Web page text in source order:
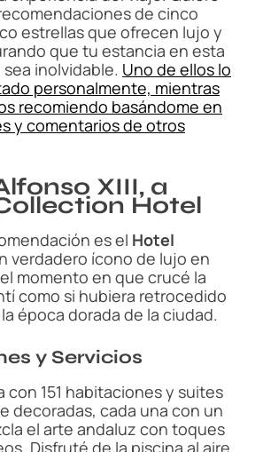
de cinco
estrellas que ofrecen lujo y
que tu estancia en esta
inolvidable. Uno de ellos lo
personalmente, mientras
recomiendo basándome en
y comentarios de otros
XIII, a
Hotel
es el Hotel
verdadero ícono de lujo en
momento en que crucé la
como si hubiera retrocedido
época dorada de la ciudad.
y Servicios
con 151 habitaciones y suites
decoradas, cada una con un
el arte andaluz con toques
Disfruté de la piscina al aire